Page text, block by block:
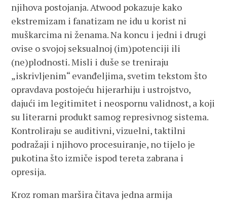
njihova postojanja. Atwood pokazuje kako
ekstremizam i fanatizam ne idu u korist ni
muškarcima ni ženama. Na koncu i jedni i drugi
ovise o svojoj seksualnoj (im)potenciji ili
(ne)plodnosti. Misli i duše se treniraju
„iskrivljenim“ evanđeljima, svetim tekstom što
opravdava postojeću hijerarhiju i ustrojstvo,
dajući im legitimitet i neospornu validnost, a koji
su literarni produkt samog represivnog sistema.
Kontroliraju se auditivni, vizuelni, taktilni
podražaji i njihovo procesuiranje, no tijelo je
pukotina što izmiče ispod tereta zabrana i
opresija.
Kroz roman maršira čitava jedna armija